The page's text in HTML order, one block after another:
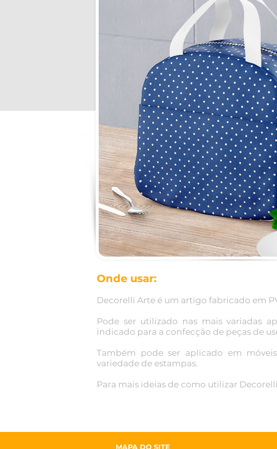
Onde usar:
Decorelli Arte é um artigo fabricado em
Pode ser utilizado nas mais variadas
indicado para a confecção de peças de
Também pode ser aplicado em
variedade de estampas.
Para mais ideias de como utilizar
MAPA DO SITE